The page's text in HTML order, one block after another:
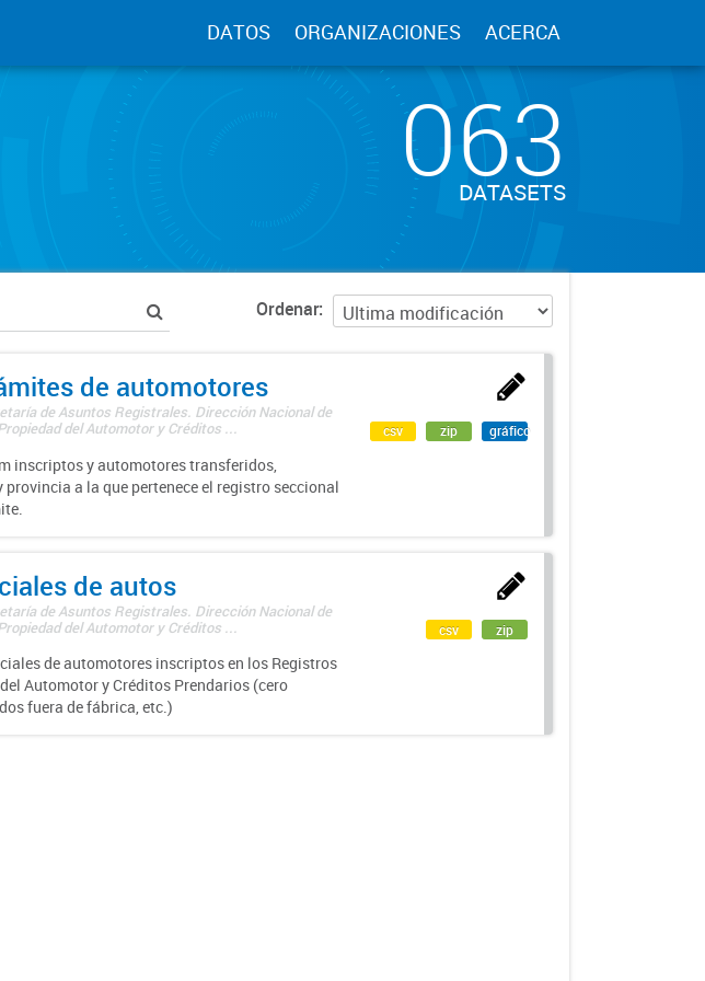
DATOS ORGANIZACIONES ACERCA
063
DATASETS
Ordenar
de automotores
de Asuntos Registrales. Dirección Nacional de
del Automotor y Créditos ...
inscriptos y automotores transferidos,
a la que pertenece el registro seccional
csv zip gráfico
de autos
de Asuntos Registrales. Dirección Nacional de
del Automotor y Créditos ...
de automotores inscriptos en los Registros
Automotor y Créditos Prendarios (cero
fuera de fábrica, etc.)
csv zip